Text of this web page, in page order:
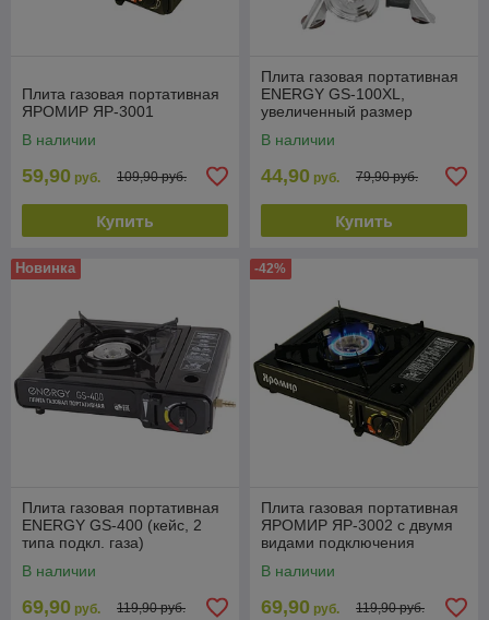
Плита газовая портативная
ЯРОМИР ЯР-3001
В наличии
59,90 руб. 109,90 руб.
Купить
Плита газовая портативная
ENERGY GS-100XL,
увеличенный размер
туристическая)
В наличии
44,90 руб. 79,90 руб.
Купить
Новинка
Плита газовая портативная
ENERGY GS-400 (кейс, 2
типа подкл. газа)
В наличии
69,90 руб. 119,90 руб.
-42%
Плита газовая портативная
ЯРОМИР ЯР-3002 с двумя
видами подключения
В наличии
69,90 руб. 119,90 руб.